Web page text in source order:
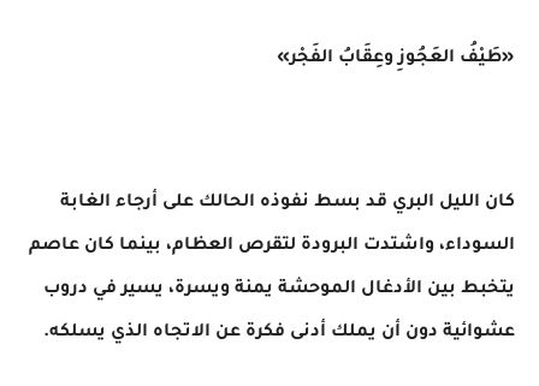
«طَيْفُ العَجُوزِ وعِقَابُ الفَجْر»
كان الليل البري قد بسط نفوذه الحالك على أرجاء الغابة
السوداء، واشتدت البرودة لتقرص العظام، بينما كان عاصم
يتخبط بين الأدغال الموحشة يمنة ويسرة، يسير في دروب
عشوائية دون أن يملك أدنى فكرة عن الاتجاه الذي يسلكه.